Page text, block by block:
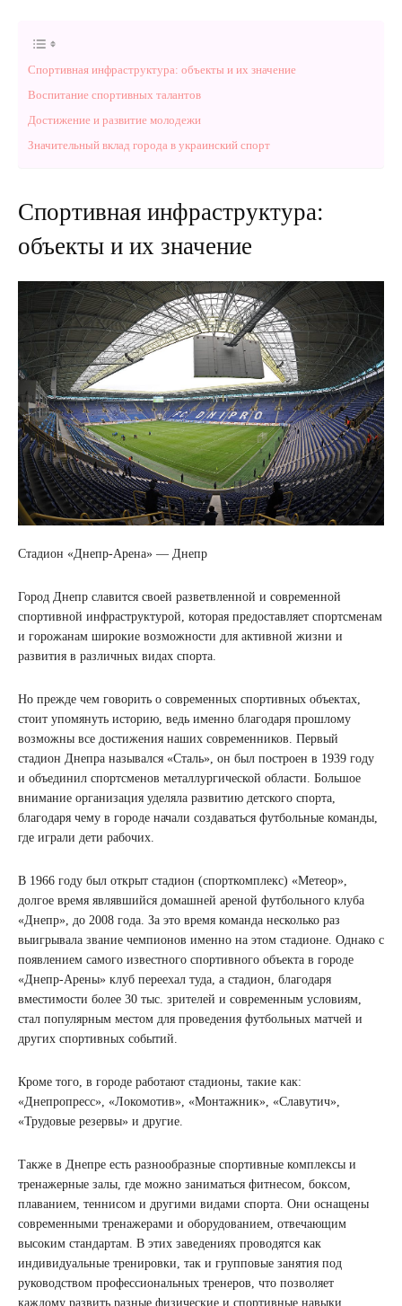
Спортивная инфраструктура: объекты и их значение
Воспитание спортивных талантов
Достижение и развитие молодежи
Значительный вклад города в украинский спорт
Спортивная инфраструктура:
объекты и их значение
Стадион «Днепр-Арена» — Днепр
Город Днепр славится своей разветвленной и современной
спортивной инфраструктурой, которая предоставляет спортсменам
и горожанам широкие возможности для активной жизни и
развития в различных видах спорта.
Но прежде чем говорить о современных спортивных объектах,
стоит упомянуть историю, ведь именно благодаря прошлому
возможны все достижения наших современников. Первый
стадион Днепра назывался «Сталь», он был построен в 1939 году
и объединил спортсменов металлургической области. Большое
внимание организация уделяла развитию детского спорта,
благодаря чему в городе начали создаваться футбольные команды,
где играли дети рабочих.
В 1966 году был открыт стадион (спорткомплекс) «Метеор»,
долгое время являвшийся домашней ареной футбольного клуба
«Днепр», до 2008 года. За это время команда несколько раз
выигрывала звание чемпионов именно на этом стадионе. Однако с
появлением самого известного спортивного объекта в городе
«Днепр-Арены» клуб переехал туда, а стадион, благодаря
вместимости более 30 тыс. зрителей и современным условиям,
стал популярным местом для проведения футбольных матчей и
других спортивных событий.
Кроме того, в городе работают стадионы, такие как:
«Днепропресс», «Локомотив», «Монтажник», «Славутич»,
«Трудовые резервы» и другие.
Также в Днепре есть разнообразные спортивные комплексы и
тренажерные залы, где можно заниматься фитнесом, боксом,
плаванием, теннисом и другими видами спорта. Они оснащены
современными тренажерами и оборудованием, отвечающим
высоким стандартам. В этих заведениях проводятся как
индивидуальные тренировки, так и групповые занятия под
руководством профессиональных тренеров, что позволяет
каждому развить разные физические и спортивные навыки.